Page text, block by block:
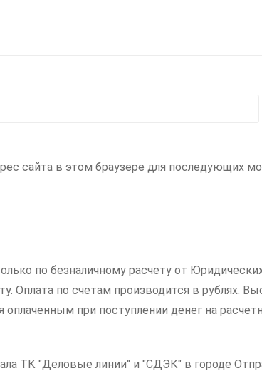
сайта в этом браузере для последующих
по безналичному расчету от
Оплата по счетам производится в рублях.
оплаченным при поступлении денег на
ТК "Деловые линии" и "СДЭК" в городе